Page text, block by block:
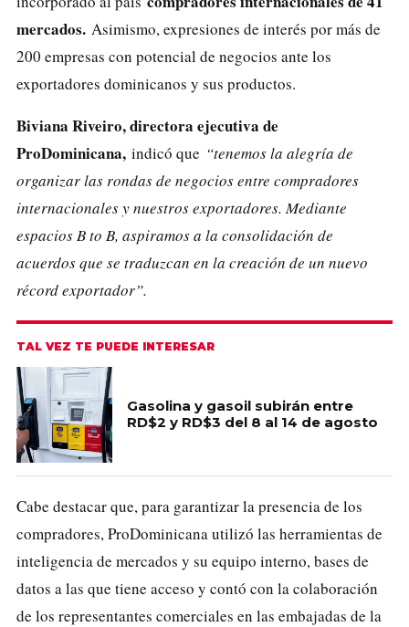
mercados. Asimismo, expresiones de interés por más de
200 empresas con potencial de negocios ante los
exportadores dominicanos y sus productos.
Biviana Riveiro, directora ejecutiva de
ProDominicana, indicó que “tenemos la alegría de
organizar las rondas de negocios entre compradores
internacionales y nuestros exportadores. Mediante
espacios B to B, aspiramos a la consolidación de
acuerdos que se traduzcan en la creación de un nuevo
récord exportador”.
TAL VEZ TE PUEDE INTERESAR
Gasolina y gasoil subirán entre
RD$2 y RD$3 del 8 al 14 de agosto
Cabe destacar que, para garantizar la presencia de los
compradores, ProDominicana utilizó las herramientas de
inteligencia de mercados y su equipo interno, bases de
datos a las que tiene acceso y contó con la colaboración
de los representantes comerciales en las embajadas de la